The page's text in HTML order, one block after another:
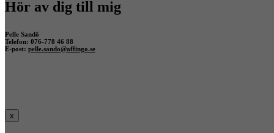
Hör av dig till mig
Pelle Sandö
Telefon: 076-778 46 88
E-post: pelle.sando@affingo.se
x